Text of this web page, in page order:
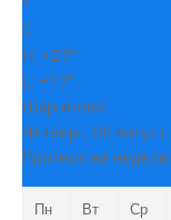
C
H: +27°
L: +17°
Шарыпово
Четверг, 06 Август
Прогноз на неделю
Пн Вт Ср